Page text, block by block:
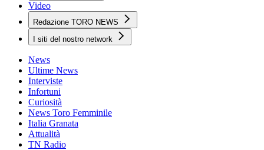
Video
Redazione TORO NEWS
I siti del nostro network
News
Ultime News
Interviste
Infortuni
Curiosità
News Toro Femminile
Italia Granata
Attualità
TN Radio